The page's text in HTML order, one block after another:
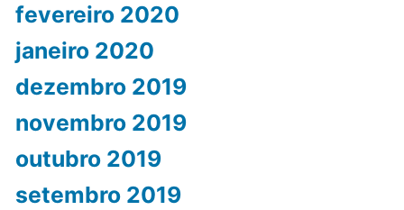
fevereiro 2020
janeiro 2020
dezembro 2019
novembro 2019
outubro 2019
setembro 2019